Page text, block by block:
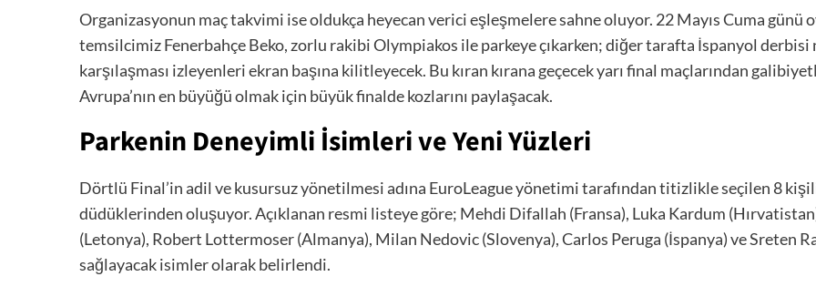
Organizasyonun maç takvimi ise oldukça heyecan verici eşleşmelere sahne oluyor. 22 Mayıs Cuma günü
temsilcimiz Fenerbahçe Beko, zorlu rakibi Olympiakos ile parkeye çıkarken; diğer tarafta İspanyol
karşılaşması izleyenleri ekran başına kilitleyecek. Bu kıran kırana geçecek yarı final maçlarından
Avrupa’nın en büyüğü olmak için büyük finalde kozlarını paylaşacak.
Parkenin Deneyimli İsimleri ve Yeni Yüzleri
Dörtlü Final’in adil ve kusursuz yönetilmesi adına EuroLeague yönetimi tarafından titizlikle seçilen 8
düdüklerinden oluşuyor. Açıklanan resmi listeye göre; Mehdi Difallah (Fransa), Luka Kardum
(Letonya), Robert Lottermoser (Almanya), Milan Nedovic (Slovenya), Carlos Peruga (İspanya) ve Sreten
sağlayacak isimler olarak belirlendi.